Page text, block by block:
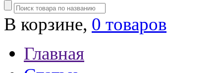
В корзине, 0 товаров
Главная